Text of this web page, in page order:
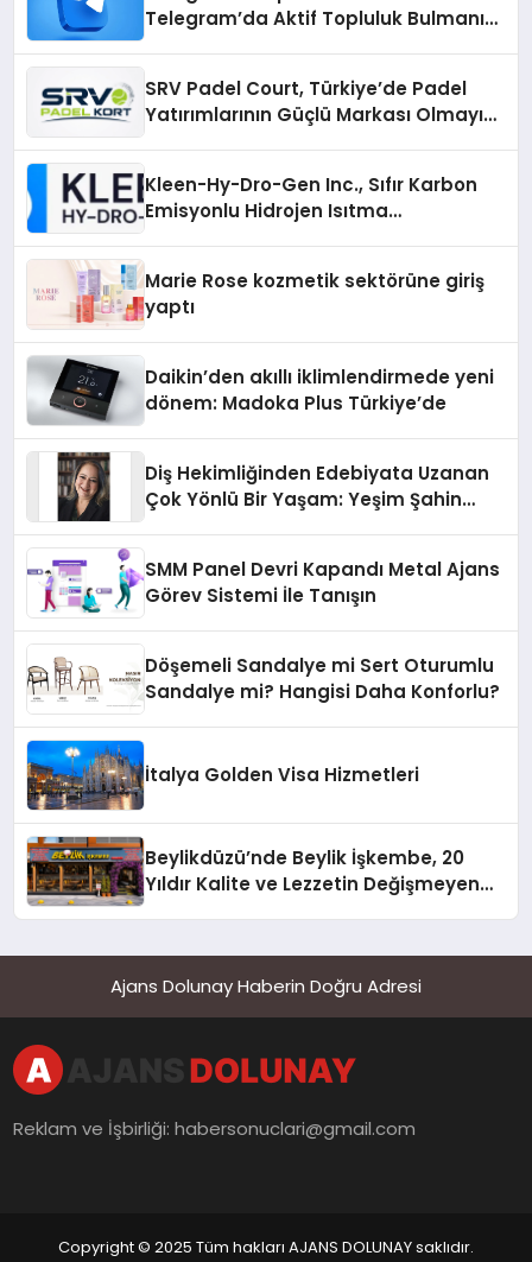
Telegram’da Aktif Topluluk Bulmanın
SRV Padel Court, Türkiye’de Padel
Yatırımlarının Güçlü Markası Olmayı
Kleen-Hy-Dro-Gen Inc., Sıfır Karbon
Emisyonlu Hidrojen Isıtma
Marie Rose kozmetik sektörüne giriş
yaptı
Daikin’den akıllı iklimlendirmede yeni
dönem: Madoka Plus Türkiye’de
Diş Hekimliğinden Edebiyata Uzanan
Çok Yönlü Bir Yaşam: Yeşim Şahin
SMM Panel Devri Kapandı Metal Ajans
Görev Sistemi İle Tanışın
Döşemeli Sandalye mi Sert Oturumlu
Sandalye mi? Hangisi Daha Konforlu?
İtalya Golden Visa Hizmetleri
Beylikdüzü’nde Beylik İşkembe, 20
Yıldır Kalite ve Lezzetin Değişmeyen
Ajans Dolunay Haberin Doğru Adresi
Reklam ve İşbirliği:habersonuclari@gmail.com
Copyright © 2025 Tüm hakları AJANS DOLUNAY saklıdır.